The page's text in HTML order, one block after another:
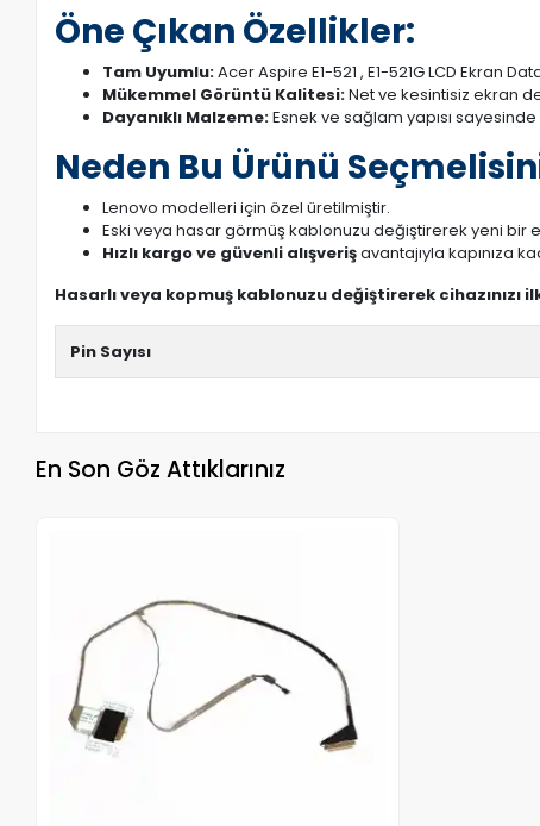
Öne Çıkan Özellikler:
Tam Uyumlu:Acer Aspire E1-521 , E1-521G LCD Ekran
Mükemmel Görüntü Kalitesi:Net ve kesintisiz ekran
Dayanıklı Malzeme:Esnek ve sağlam yapısı
Neden Bu Ürünü
Lenovo modelleri için özel üretilmiştir.
Eski veya hasar görmüş kablonuzu değiştirerek yeni
Hızlı kargo ve güvenli alışverişavantajıyla kapınıza
Hasarlı veya kopmuş kablonuzu değiştirerek
Pin Sayısı
En Son Göz Attıklarınız